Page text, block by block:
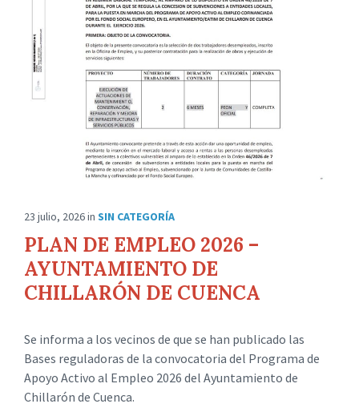
23 julio, 2026in SIN CATEGORÍA
PLAN DE EMPLEO 2026 –
AYUNTAMIENTO DE
CHILLARÓN DE CUENCA
Se informa a los vecinos de que se han publicado las
Bases reguladoras de la convocatoria del Programa de
Apoyo Activo al Empleo 2026 del Ayuntamiento de
Chillarón de Cuenca.